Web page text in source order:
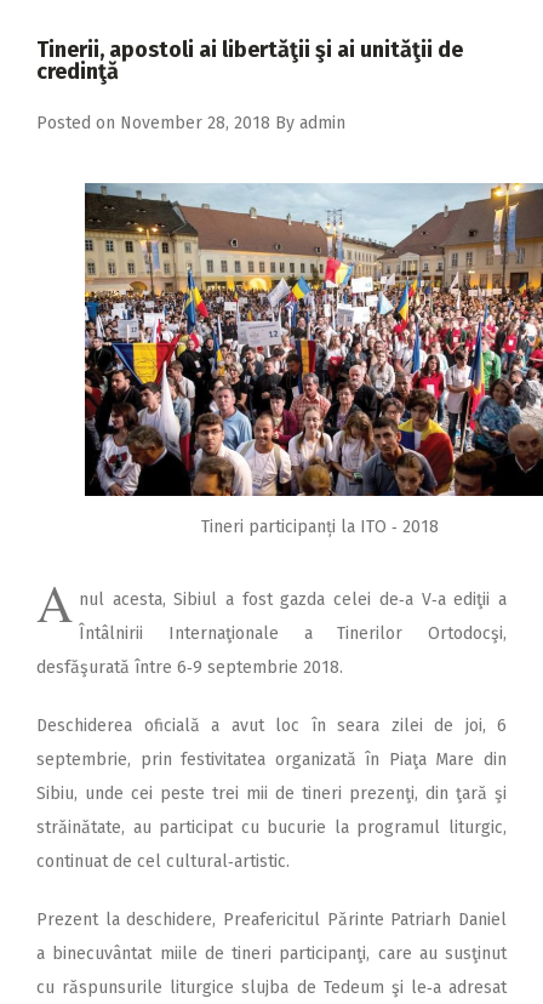
2017
Tinerii, apostoli ai libertăţii şi ai unităţii de
credinţă
Posted on November 28, 2018 By admin
Tineri participanți la ITO ‑ 2018
A nul acesta, Sibiul a fost gazda celei de‑a V‑a ediţii a
Întâlnirii Internaţionale a Tinerilor Ortodocşi,
desfăşurată între 6‑9 septembrie 2018.
Deschiderea oficială a avut loc în seara zilei de joi, 6
septembrie, prin festivita­tea organizată în Piaţa Mare din
Sibiu, unde cei peste trei mii de tineri prezenţi, din ţară şi
străinătate, au participat cu bucurie la programul liturgic,
continuat de cel cultural‑artistic.
Prezent la deschidere, Preafericitul Părinte Patriarh Daniel
a binecuvântat miile de tineri participanţi, care au susţinut
cu răspunsurile liturgice slujba de Tedeum şi le‑a adresat